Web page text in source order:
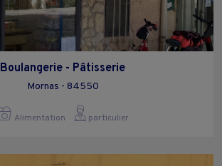
Boulangerie - Pâtisserie
Mornas - 84550
Alimentation particulier